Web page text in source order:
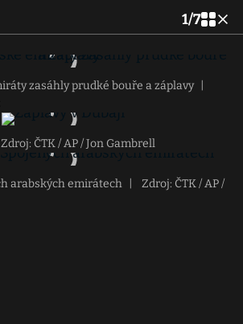
1/7
zasáhly prudké bouře a záplavy
Zdroj: ČTK / AP / Jon Gambrell
arabských emirátech
Zdroj: ČTK / AP /